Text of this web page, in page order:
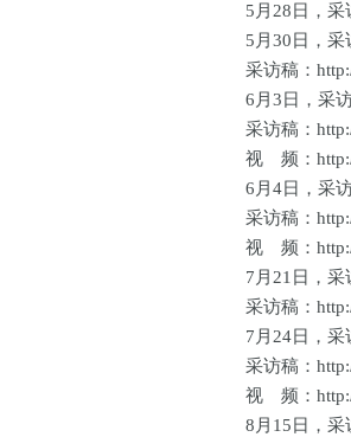
5月28日，采访
5月30日，采访
采访稿：http://
6月3日，采访
采访稿：http://
视 频：http://
6月4日，采访
采访稿：http://
视 频：http://
7月21日，采访
采访稿：http://
7月24日，采访
采访稿：http://
视 频：http://
8月15日，采访